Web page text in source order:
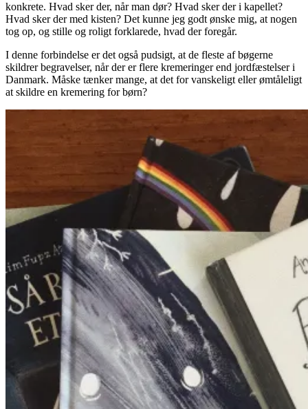
konkrete. Hvad sker der, når man dør? Hvad sker der i kapellet?
Hvad sker der med kisten? Det kunne jeg godt ønske mig, at nogen
tog op, og stille og roligt forklarede, hvad der foregår.
I denne forbindelse er det også pudsigt, at de fleste af bøgerne
skildrer begravelser, når der er flere kremeringer end jordfæstelser i
Danmark. Måske tænker mange, at det for vanskeligt eller ømtåleligt
at skildre en kremering for børn?